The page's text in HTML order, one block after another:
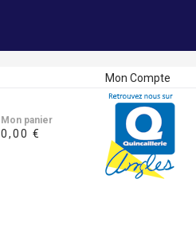
Mon Compte
Mon panier
0,00 €